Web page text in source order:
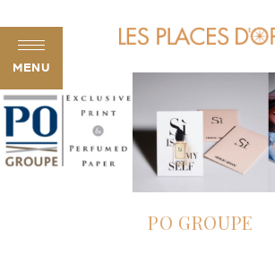
MENU
PO GROUPE